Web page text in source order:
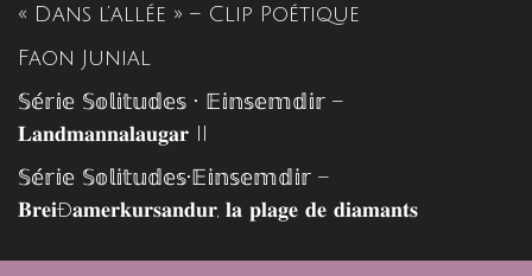
« Dans l’allée » – Clip Poétique
Faon Junial
𝕊𝕖́𝕣𝕚𝕖 𝕊𝕠𝕝𝕚𝕥𝕦𝕕𝕖𝕤 • 𝔼𝕚𝕟𝕤𝕖𝕞𝕕𝕚𝕣 –
𝐋𝐚𝐧𝐝𝐦𝐚𝐧𝐧𝐚𝐥𝐚𝐮𝐠𝐚𝐫 II
𝕊𝕖́𝕣𝕚𝕖 𝕊𝕠𝕝𝕚𝕥𝕦𝕕𝕖𝕤•𝔼𝕚𝕟𝕤𝕖𝕞𝕕𝕚𝕣 –
𝐁𝐫𝐞𝐢ð𝐚𝐦𝐞𝐫𝐤𝐮𝐫𝐬𝐚𝐧𝐝𝐮𝐫, 𝐥𝐚 𝐩𝐥𝐚𝐠𝐞 𝐝𝐞 𝐝𝐢𝐚𝐦𝐚𝐧𝐭𝐬